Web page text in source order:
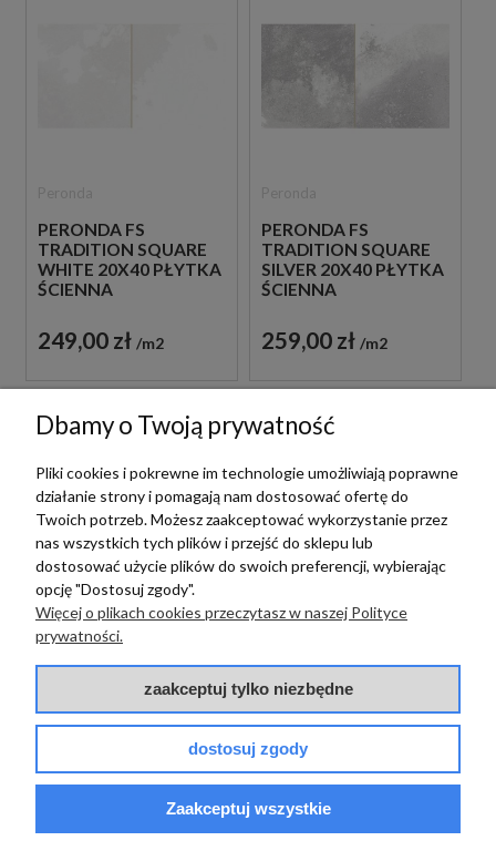
PERONDA FS
TRADITION SQUARE
WHITE 20X40 PŁYTKA
ŚCIENNA
249,00 zł m2
PERONDA FS
TRADITION SQUARE
SILVER 20X40 PŁYTKA
ŚCIENNA
259,00 zł m2
Peronda
PERONDA FS
TRADITION SQUARE
GREEN 20X40 PŁYTKA
ŚCIENNA
Peronda
TRADITION SQUARE
BLUE 20X40 PŁYTKA
ŚCIENNA
259,00 zł
Dbamy o Twoją prywatność
Pliki cookies i pokrewne im technologie umożliwiają poprawne
działanie strony i pomagają nam dostosować ofertę do
Twoich potrzeb. Możesz zaakceptować wykorzystanie przez
nas wszystkich tych plików i przejść do sklepu lub
dostosować użycie plików do swoich preferencji, wybierając
opcję "Dostosuj zgody".
Więcej o plikach cookies przeczytasz w naszej Polityce
prywatności.
zaakceptuj tylko niezbędne
dostosuj zgody
Zaakceptuj wszystkie